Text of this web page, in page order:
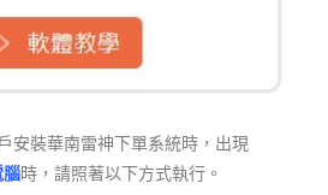
安裝華南雷神下單系統時，出現
時，請照著以下方式執行。